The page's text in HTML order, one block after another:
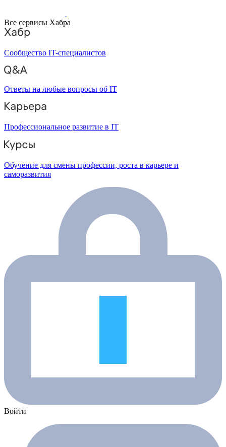
Все сервисы Хабра
Сообщество IT-специалистов
Ответы на любые вопросы об IT
Профессиональное развитие в IT
Обучение для смены профессии, роста в карьере и
саморазвития
Войти